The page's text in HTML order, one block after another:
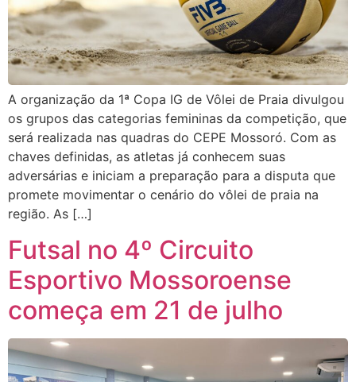
A organização da 1ª Copa IG de Vôlei de Praia divulgou
os grupos das categorias femininas da competição, que
será realizada nas quadras do CEPE Mossoró. Com as
chaves definidas, as atletas já conhecem suas
adversárias e iniciam a preparação para a disputa que
promete movimentar o cenário do vôlei de praia na
região. As […]
Futsal no 4º Circuito
Esportivo Mossoroense
começa em 21 de julho